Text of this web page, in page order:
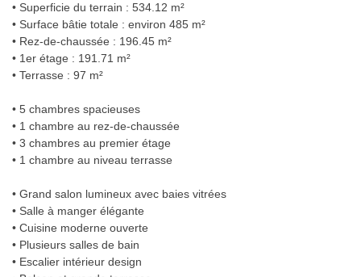
• Superficie du terrain : 534.12 m²
• Surface bâtie totale : environ 485 m²
• Rez-de-chaussée : 196.45 m²
• 1er étage : 191.71 m²
• Terrasse : 97 m²
• 5 chambres spacieuses
• 1 chambre au rez-de-chaussée
• 3 chambres au premier étage
• 1 chambre au niveau terrasse
• Grand salon lumineux avec baies vitrées
• Salle à manger élégante
• Cuisine moderne ouverte
• Plusieurs salles de bain
• Escalier intérieur design